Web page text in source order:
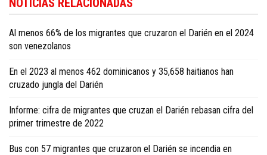
Republic news in English.
NOTICIAS RELACIONADAS
Al menos 66% de los migrantes que cruzaron el Darién en el 2024
son venezolanos
En el 2023 al menos 462 dominicanos y 35,658 haitianos han
cruzado jungla del Darién
Informe: cifra de migrantes que cruzan el Darién rebasan cifra del
primer trimestre de 2022
Bus con 57 migrantes que cruzaron el Darién se incendia en